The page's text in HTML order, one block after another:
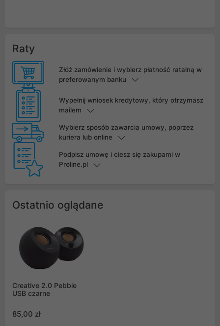
Raty
Złóż zamówienie i wybierz płatność ratalną w
preferowanym banku
Wypełnij wniosek kredytowy, który otrzymasz
mailem
Wybierz sposób zawarcia umowy, poprzez
kuriera lub online
Podpisz umowę i ciesz się zakupami w
Proline.pl
Ostatnio oglądane
Creative 2.0 Pebble
USB czarne
85,00 zł